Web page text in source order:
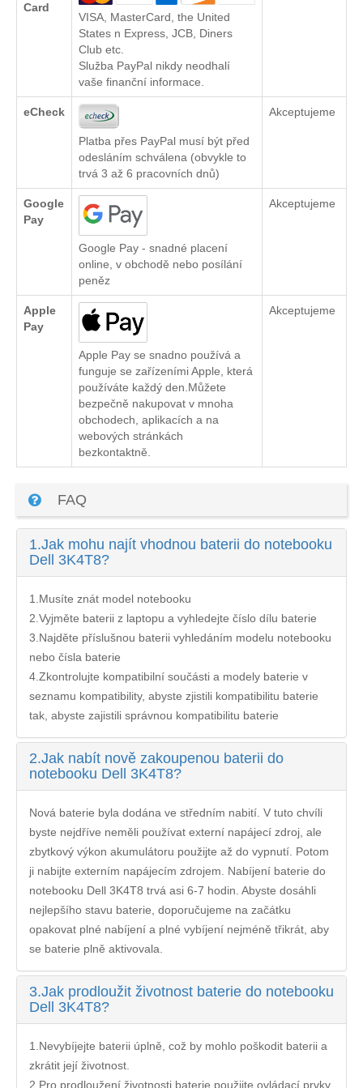
Card
VISA, MasterCard, the United
States n Express, JCB, Diners
Club etc.
Služba PayPal nikdy neodhalí
vaše finanční informace.
eCheck
Platba přes PayPal musí být před
odesláním schválena (obvykle to
trvá 3 až 6 pracovních dnů)
Akceptujeme
Google
Pay
Google Pay - snadné placení
online, v obchodě nebo posílání
peněz
Akceptujeme
Apple
Pay
Apple Pay se snadno používá a
funguje se zařízeními Apple, která
používáte každý den.Můžete
bezpečně nakupovat v mnoha
obchodech, aplikacích a na
webových stránkách
bezkontaktně.
Akceptujeme
FAQ
1.Jak mohu najít vhodnou baterii do notebooku
Dell 3K4T8?
1.Musíte znát model notebooku
2.Vyjměte baterii z laptopu a vyhledejte číslo dílu baterie
3.Najděte příslušnou baterii vyhledáním modelu notebooku
nebo čísla baterie
4.Zkontrolujte kompatibilní součásti a modely baterie v
seznamu kompatibility, abyste zjistili kompatibilitu baterie
tak, abyste zajistili správnou kompatibilitu baterie
2.Jak nabít nově zakoupenou baterii do
notebooku Dell 3K4T8?
Nová baterie byla dodána ve středním nabití. V tuto chvíli
byste nejdříve neměli používat externí napájecí zdroj, ale
zbytkový výkon akumulátoru použijte až do vypnutí. Potom
ji nabijte externím napájecím zdrojem. Nabíjení baterie do
notebooku Dell 3K4T8 trvá asi 6-7 hodin. Abyste dosáhli
nejlepšího stavu baterie, doporučujeme na začátku
opakovat plné nabíjení a plné vybíjení nejméně třikrát, aby
se baterie plně aktivovala.
3.Jak prodloužit životnost baterie do notebooku
Dell 3K4T8?
1.Nevybíjejte baterii úplně, což by mohlo poškodit baterii a
zkrátit její životnost.
2.Pro prodloužení životnosti baterie použijte ovládací prvky